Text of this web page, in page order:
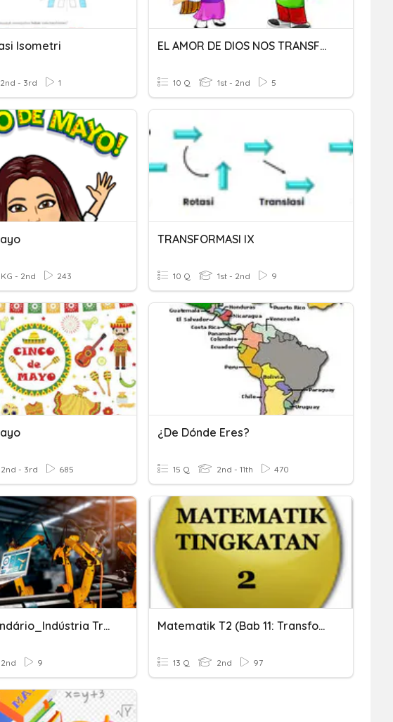
Isometri
2nd - 3rd 1
EL AMOR DE DIOS NOS TRANSFORMA
10 Q 1st - 2nd 5
KG - 2nd 243
TRANSFORMASI IX
10 Q 1st - 2nd 9
2nd - 3rd 685
¿De Dónde Eres?
15 Q 2nd - 11th 470
Setor Secundário_Indústria Transformadora
2nd 9
Matematik T2 (Bab 11: Transformasi Isometri)
13 Q 2nd 97